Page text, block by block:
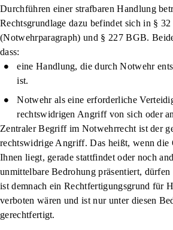
Durchführen einer strafbaren Handlung
Rechtsgrundlage dazu befindet sich in §
(Notwehrparagraph) und § 227 BGB.
dass:
eine Handlung, die durch Notwehr
ist.
Notwehr als eine erforderliche
rechtswidrigen Angriff von sich oder
Zentraler Begriff im Notwehrrecht ist der
rechtswidrige Angriff. Das heißt, wenn die
Ihnen liegt, gerade stattfindet oder noch
unmittelbare Bedrohung präsentiert,
ist demnach ein Rechtfertigungsgrund für
verboten wären und ist nur unter diesen
gerechtfertigt.